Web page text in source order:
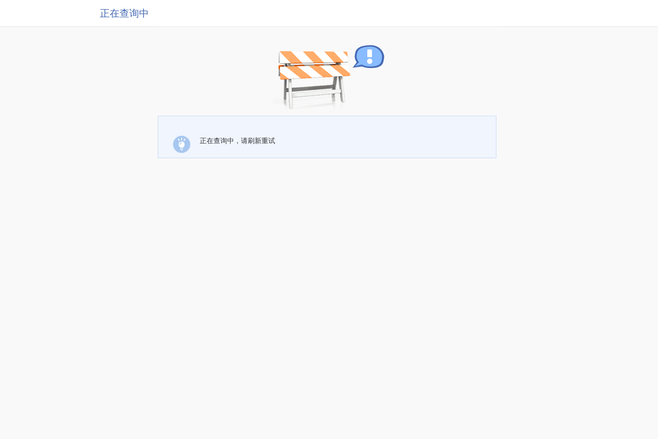
正在查询中
正在查询中，请刷新重试